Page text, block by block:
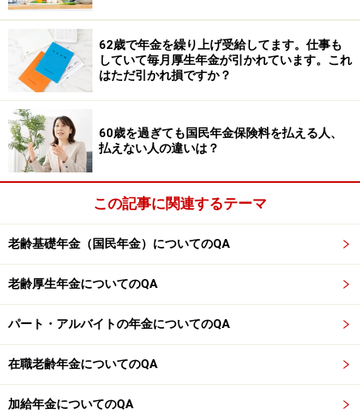
入等と老齢厚生年金の月額の合計額に応じて老齢厚生年
金額が支給停止となる場合があります。老齢厚生年金
（報酬比例部分）が全額支給停止となった場合、配偶者
加給年金についても支給停止となってしまいますので注
意してください。
※年金プチ相談コーナーに取り上げてほしい質問がある
応募するか、コメント欄への書き込みを
い。
本記事の内容は一般的な情報提供を目的としており、特定の金融
商品や投資行動を推奨するものではありません。
投資や資産運用に関する最終的なご判断はご自身の責任において
行ってください。
掲載情報の正確性・完全性については十分に配慮しております
などについて当社は一切の責任を負いません。
最新の情報や詳細については、必ず各金融機関やサービス提供者
62歳で年金を繰り上げ受給してます。仕事も
していて毎月厚生年金が引かれています。これ
はただ引かれ損ですか？
60歳を過ぎても国民年金保険料を払える人、
払えない人の違いは？
この記事に関連するテーマ
老齢基礎年金（国民年金）についてのQA
老齢厚生年金についてのQA
パート・アルバイトの年金についてのQA
在職老齢年金についてのQA
加給年金についてのQA